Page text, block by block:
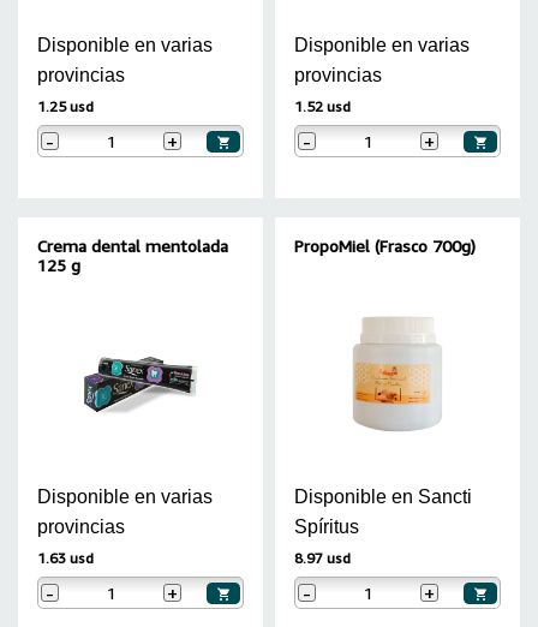
Disponible en varias
provincias
1.25 usd
- +
Disponible en varias
provincias
1.52 usd
- +
Crema dental mentolada
125 g
Disponible en varias
provincias
1.63 usd
- +
PropoMiel (Frasco 700g)
Disponible en Sancti
Spíritus
8.97 usd
- +